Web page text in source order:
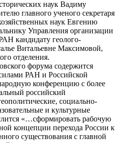
наук Вадиму
главного ученого секретаря
наук Евгению
Управления организации
кандидату геолого-
Витальевне Максимовой,
отделения.
форума содержится
РАН и Российской
конференцию с более
российский
социально-
и культурные
«…сформировать рабочую
концепции перехода России к
существования с главной